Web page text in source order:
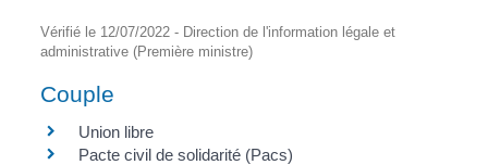
Vérifié le 12/07/2022 - Direction de l'information légale et
administrative (Première ministre)
Couple
Union libre
Pacte civil de solidarité (Pacs)